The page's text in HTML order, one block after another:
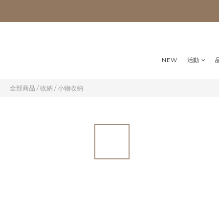
NEW 活動
全部商品 /收納 /小物收納